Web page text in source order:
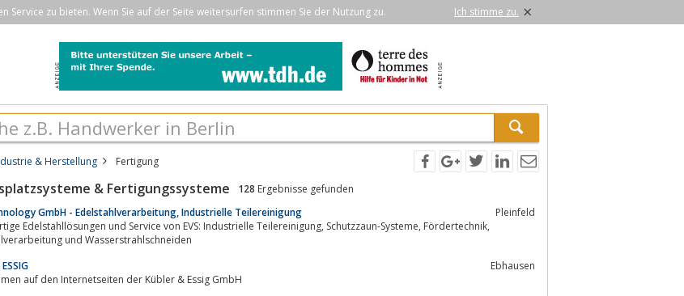
zu bieten. Wenn Sie auf der Seite weitersurfen stimmen Sie der Nutzung zu. Ich stimme zu. ×
& Herstellung Fertigung
& Fertigungssysteme 128 Ergebnisse gefunden
GmbH - Edelstahlverarbeitung, Industrielle Teilereinigung
Pleinfeld
und Service von EVS: Industrielle Teilereinigung, Schutzzaun-Systeme, Fördertechnik,
und Wasserstrahlschneiden
ESSIG
Ebhausen
auf den Internetseiten der Kübler & Essig GmbH